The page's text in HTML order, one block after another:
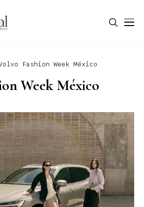
Fashion Week México
Week México